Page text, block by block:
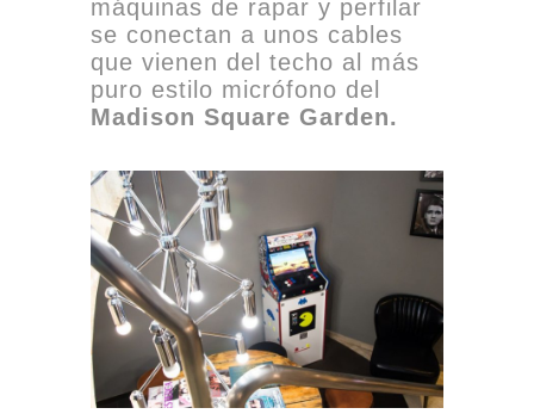
máquinas de rapar y perfilar
se conectan a unos cables
que vienen del techo al más
puro estilo micrófono del
Madison Square Garden.